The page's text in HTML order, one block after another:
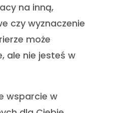
na inną,
czy wyznaczenie
może
ale nie jesteś w
wsparcie w